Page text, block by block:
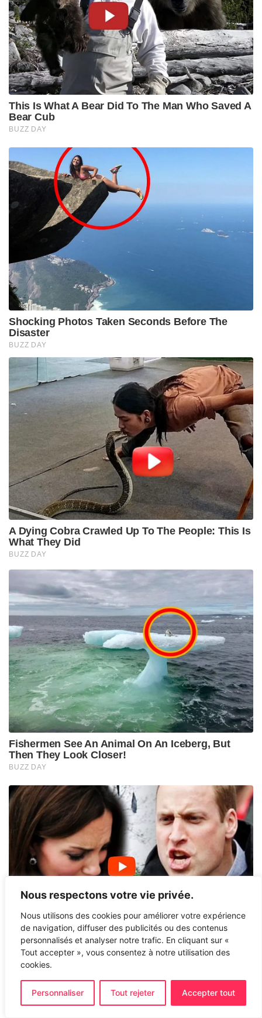
Nous respectons votre vie privée.
Nous utilisons des cookies pour améliorer votre expérience
de navigation, diffuser des publicités ou des contenus
personnalisés et analyser notre trafic. En cliquant sur «
Tout accepter », vous consentez à notre utilisation des
cookies.
Personnaliser Tout rejeter Accepter tout